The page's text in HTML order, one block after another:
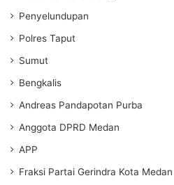
Penyelundupan
Polres Taput
Sumut
Bengkalis
Andreas Pandapotan Purba
Anggota DPRD Medan
APP
Fraksi Partai Gerindra Kota Medan